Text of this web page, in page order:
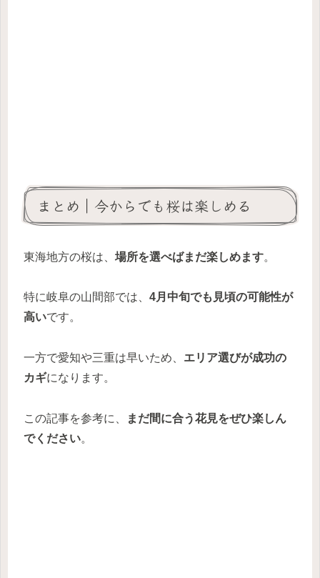
まとめ｜今からでも桜は楽しめる
東海地方の桜は、 場所を選べばまだ楽しめます。
特に岐阜の山間部では、 4月中旬でも見頃の可能性が
高いです。
一方で愛知や三重は早いため、 エリア選びが成功の
カギになります。
この記事を参考に、
まだ間に合う花見をぜひ楽しん
でください。